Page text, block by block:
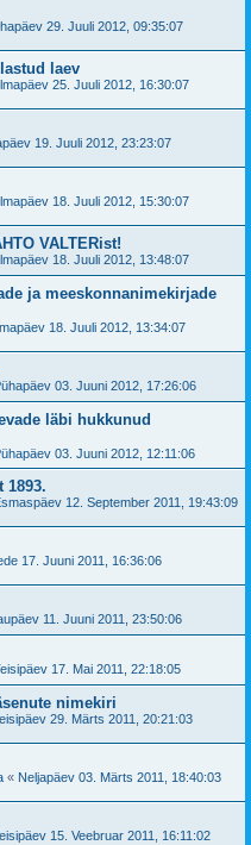
29. Juuli 2012, 09:35:07
laev
25. Juuli 2012, 16:30:07
19. Juuli 2012, 23:23:07
18. Juuli 2012, 15:30:07
VALTERist!
18. Juuli 2012, 13:48:07
ja meeskonnanimekirjade
18. Juuli 2012, 13:34:07
03. Juuni 2012, 17:26:06
läbi hukkunud
03. Juuni 2012, 12:11:06
1893.
12. September 2011, 19:43:09
17. Juuni 2011, 16:36:06
11. Juuni 2011, 23:50:06
17. Mai 2011, 22:18:05
nimekiri
29. Märts 2011, 20:21:03
« Neljapäev 03. Märts 2011, 18:40:03
15. Veebruar 2011, 16:11:02